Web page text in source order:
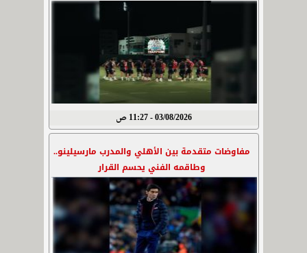
03/08/2026 - 11:27 ص
مفاوضات متقدمة بين الأهلي والمدرب مارسيلينو..
وطاقمه الفني يحسم القرار